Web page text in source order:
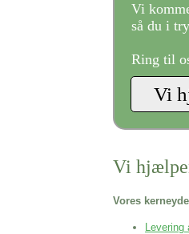
Vi
så du i
Ring til
Vi
Vores
Levering